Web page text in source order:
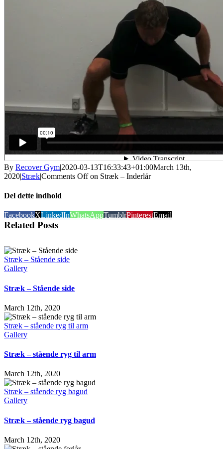
By Recover Gym|2020-03-13T16:33:43+01:00March 13th,
2020|Stræk|Comments Offon Stræk – Inderlår
Del dette indhold
FacebookXLinkedInWhatsAppTumblrPinterestEmail
Related Posts
Stræk – Stående side
Gallery
Stræk – Stående side
March 12th, 2020
Stræk – stående ryg til arm
Gallery
Stræk – stående ryg til arm
March 12th, 2020
Stræk – stående ryg bagud
Gallery
Stræk – stående ryg bagud
March 12th, 2020